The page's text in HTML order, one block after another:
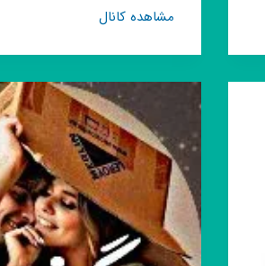
مشاهده کانالکانال
شاه
ریمیکس
💎
🔥